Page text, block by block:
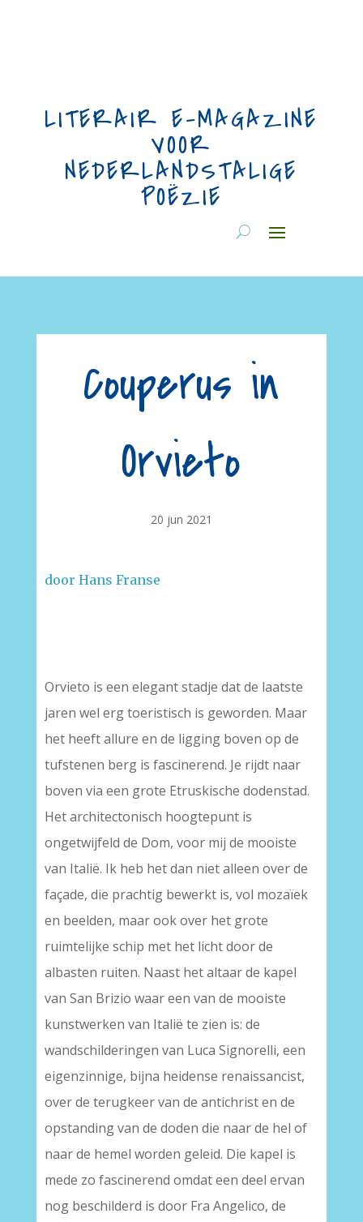
LITERAIR E-MAGAZINE
VOOR
NEDERLANDSTALIGE
POËZIE
Couperus in
Orvieto
20 jun 2021
door Hans Franse
Orvieto is een elegant stadje dat de laatste
jaren wel erg toeristisch is geworden. Maar
het heeft allure en de ligging boven op de
tufstenen berg is fascinerend. Je rijdt naar
boven via een grote Etruskische dodenstad.
Het architectonisch hoogtepunt is
ongetwijfeld de Dom, voor mij de mooiste
van Italië. Ik heb het dan niet alleen over de
façade, die prachtig bewerkt is, vol mozaïek
en beelden, maar ook over het grote
ruimtelijke schip met het licht door de
albasten ruiten. Naast het altaar de kapel
van San Brizio waar een van de mooiste
kunstwerken van Italië te zien is: de
wandschilderingen van Luca Signorelli, een
eigenzinnige, bijna heidense renaissancist,
over de terugkeer van de antichrist en de
opstanding van de doden die naar de hel of
naar de hemel worden geleid. Die kapel is
mede zo fascinerend omdat een deel ervan
nog beschilderd is door Fra Angelico, de